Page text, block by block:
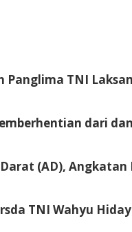
TNI
dari dan
(AD), Angkatan
TNI Wahyu